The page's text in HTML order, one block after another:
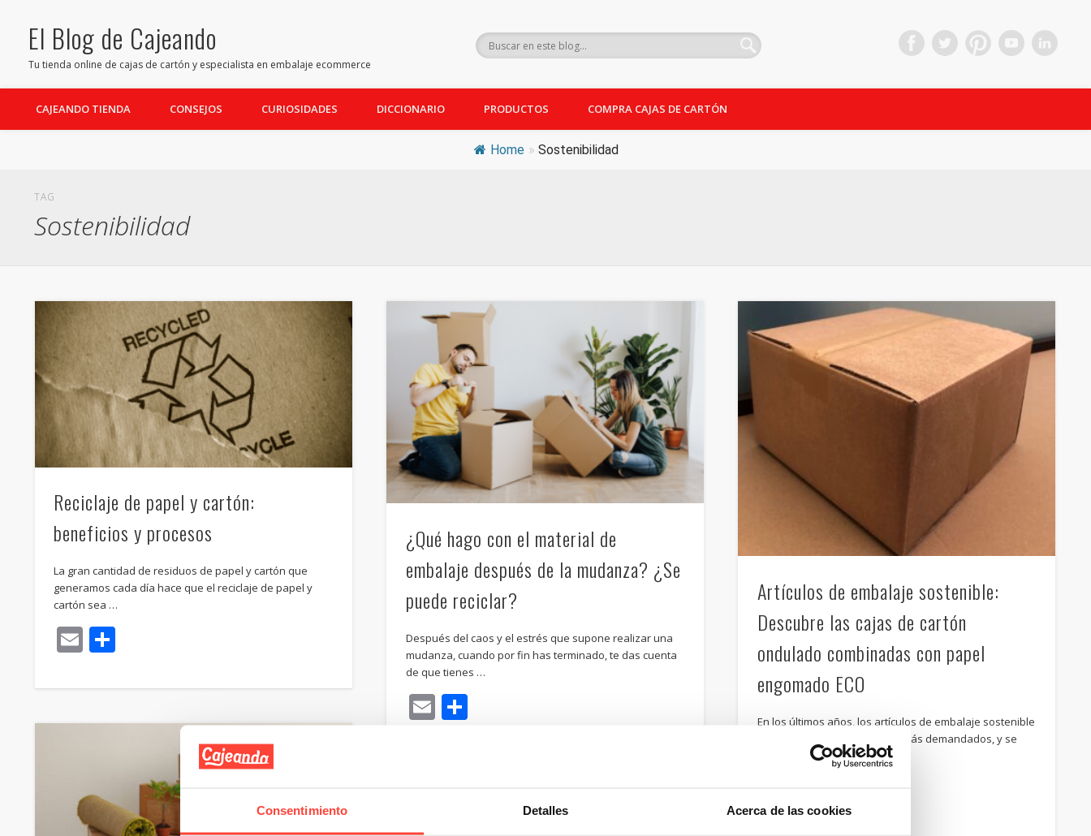
Consentimiento Detalles Acerca de las cookies
El Blog de Cajeando
Tu tienda online de cajas de cartón y especialista en embalaje ecommerce
FacebookTwitter PinterestYoutube
CAJEANDO TIENDA CONSEJOS CURIOSIDADES DICCIONARIO PRODUCTOS COMPRA CAJAS DE CARTÓN
Home » Sostenibilidad
TAG
Sostenibilidad
Reciclaje de papel y cartón:
beneficios y procesos
La gran cantidad de residuos de papel y cartón que
generamos cada día hace que el reciclaje de papel y
cartón sea …
Email
¿Qué hago con el material de
embalaje después de la mudanza? ¿Se
puede reciclar?
Después del caos y el estrés que supone realizar una
mudanza, cuando por fin has terminado, te das cuenta
de que tienes …
EmailCompartir
Artículos de embalaje sostenible:
Descubre las cajas de cartón
ondulado combinadas con papel
engomado ECO
En los últimos años, los artículos de embalaje sostenible
están en auge, cada vez son más demandados, y se
muestran como una …